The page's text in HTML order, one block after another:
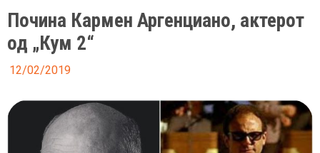
Почина Кармен Аргенциано, актерот
од „Кум 2“
12/02/2019